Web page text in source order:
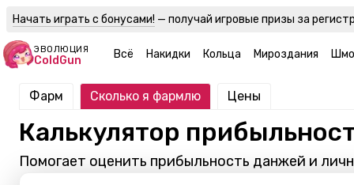
Начать играть с бонусами! — получай игровые призы за
ЭВОЛЮЦИЯ
ColdGun Всё Накидки Кольца Мироздания
Фарм Сколько я фармлю Цены
Калькулятор
Помогает оценить прибыльность данжей и